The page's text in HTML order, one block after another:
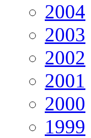
2004
2003
2002
2001
2000
1999